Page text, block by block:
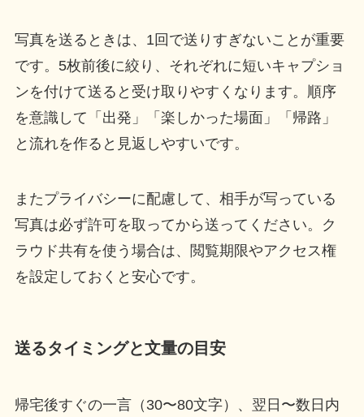
写真を送るときは、1回で送りすぎないことが重要
です。5枚前後に絞り、それぞれに短いキャプショ
ンを付けて送ると受け取りやすくなります。順序
を意識して「出発」「楽しかった場面」「帰路」
と流れを作ると見返しやすいです。
またプライバシーに配慮して、相手が写っている
写真は必ず許可を取ってから送ってください。ク
ラウド共有を使う場合は、閲覧期限やアクセス権
を設定しておくと安心です。
送るタイミングと文量の目安
帰宅後すぐの一言（30〜80文字）、翌日〜数日内